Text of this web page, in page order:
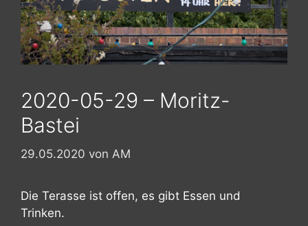
2020-05-29 – Moritz-
Bastei
29.05.2020 von AM
Die Terasse ist offen, es gibt Essen und
Trinken.